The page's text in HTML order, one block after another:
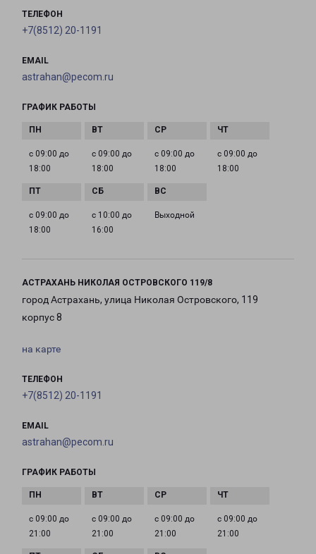
ТЕЛЕФОН
+7(8512) 20-1191
EMAIL
astrahan@pecom.ru
ГРАФИК РАБОТЫ
с 09:00 до
18:00
с 09:00 до
18:00
с 09:00 до
18:00
с 09:00 до
18:00
с 09:00 до
18:00
с 10:00 до
16:00
Выходной
АСТРАХАНЬ НИКОЛАЯ ОСТРОВСКОГО 119/8
город Астрахань, улица Николая Островского, 119
корпус 8
на карте
ТЕЛЕФОН
+7(8512) 20-1191
EMAIL
astrahan@pecom.ru
ГРАФИК РАБОТЫ
с 09:00 до
21:00
с 09:00 до
21:00
с 09:00 до
21:00
с 09:00 до
21:00